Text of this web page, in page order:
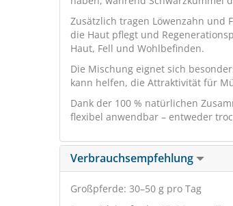
Zusätzlich tragen Löwenzahn und
die Haut pflegt und
Haut, Fell und Wohlbefinden.
Die Mischung eignet sich
kann helfen, die Attraktivität für
Dank der 100 % natürlichen
flexibel anwendbar – entweder
Verbrauchsempfehlung
Großpferde: 30–50 g pro Tag